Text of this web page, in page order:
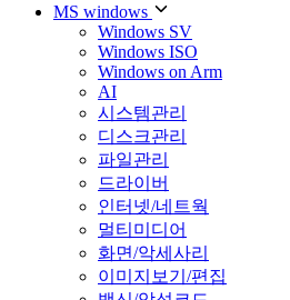
MS windows
Windows SV
Windows ISO
Windows on Arm
AI
시스템관리
디스크관리
파일관리
드라이버
인터넷/네트웍
멀티미디어
화면/악세사리
이미지보기/편집